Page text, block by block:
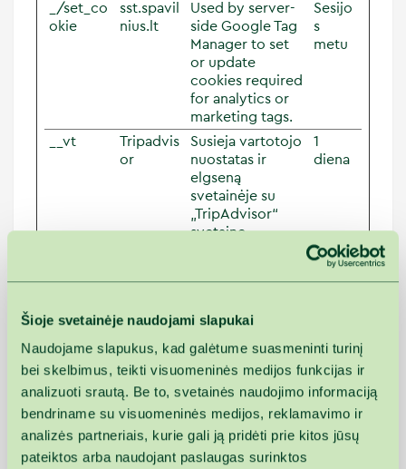
Šioje svetainėje naudojami slapukai
Naudojame slapukus, kad galėtume suasmeninti turinį
bei skelbimus, teikti visuomeninės medijos funkcijas ir
analizuoti srautą. Be to, svetainės naudojimo informaciją
bendriname su visuomeninės medijos, reklamavimo ir
analizės partneriais, kurie gali ją pridėti prie kitos jūsų
pateiktos arba naudojant paslaugas surinktos
_/set_co
okie
sst.spavil
nius.lt
Used by server-
side Google Tag
Manager to set
or update
cookies required
for analytics or
marketing tags.
Sesijo
s
metu
__vt
Tripadvis
or
Susieja vartotojo
nuostatas ir
elgseną
svetainėje su
„TripAdvisor“
svetaine,
rodyti atitinkamą
konkrečiam
vartotojui.
1
diena
_fbp
Meta
Platform
s, Inc.
Naudoja
„Facebook“, kad
pateiktų
daugybę
reklaminių
produktų, pvz.,
3
mėnes
iai